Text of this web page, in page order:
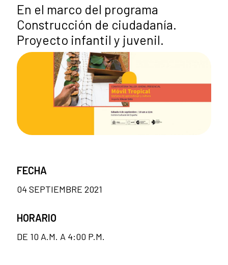
En el marco del programa
Construcción de ciudadanía.
Proyecto infantil y juvenil.
FECHA
04 SEPTIEMBRE 2021
HORARIO
DE 10 A.M. A 4:00 P.M.